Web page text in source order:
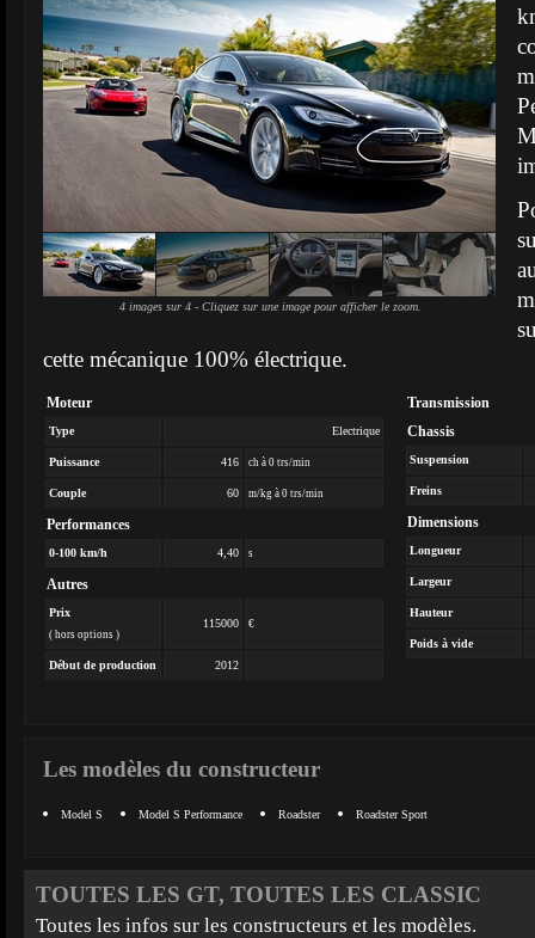
4 images sur 4 - Cliquez sur une image pour afficher le zoom.
cette mécanique 100% électrique.
Moteur
Type Electrique
Puissance 416 ch à 0 trs/min
Couple 60 m/kg à 0 trs/min
Performances
0-100 km/h 4,40 s
Autres
Prix
( hors options )
115000 €
Début de production 2012
Transmission
Chassis
Suspension
Freins
Dimensions
Longueur
Largeur
Hauteur
Poids à vide
Les modèles du constructeur
Model S Model S Performance Roadster Roadster Sport
TOUTES LES GT, TOUTES LES CLASSIC
Toutes les infos sur les constructeurs et les modèles.